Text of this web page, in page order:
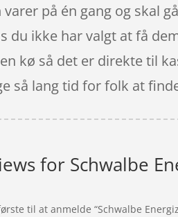
varer på én gang og skal
du ikke har valgt at få
kø så det er direkte til
så lang tid for folk at
for Schwalbe
til at anmelde “Schwalbe